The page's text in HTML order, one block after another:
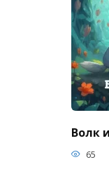
Волк
65